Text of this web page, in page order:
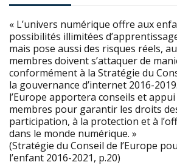
« L’univers numérique offre aux
possibilités illimitées
mais pose aussi des risques réels,
membres doivent s’attaquer de
conformément à la Stratégie du
la gouvernance d’internet 2016-
l’Europe apportera conseils et
membres pour garantir les droits
participation, à la protection et à
dans le monde numérique. »
(Stratégie du Conseil de l’Europe
l’enfant 2016-2021, p.20)